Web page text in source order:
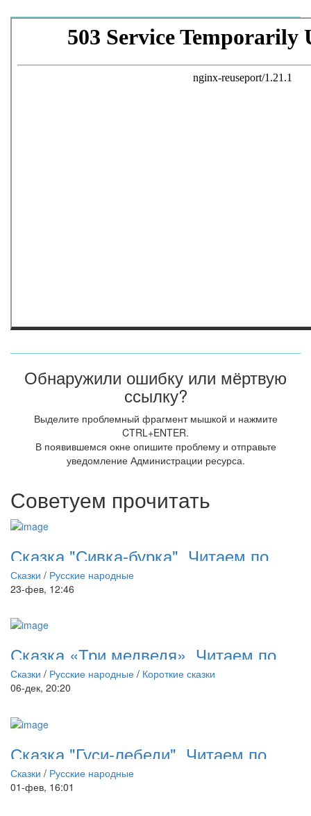
Обнаружили ошибку или мёртвую
ссылку?
Выделите проблемный фрагмент мышкой и нажмите
CTRL+ENTER.
В появившемся окне опишите проблему и отправьте
уведомление Администрации ресурса.
Советуем прочитать
Сказка "Сивка-бурка". Читаем по
слогам
Сказки / Русские народные
23-фев, 12:46
Сказка «Три медведя». Читаем по
слогам
Сказки / Русские народные / Короткие сказки
06-дек, 20:20
Сказка "Гуси-лебеди". Читаем по
слогам
Сказки / Русские народные
01-фев, 16:01